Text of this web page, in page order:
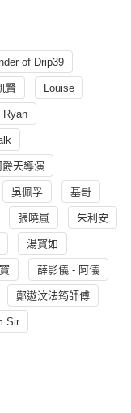
of Drip39
賢 Louise
Ryan
爵天導演
吳佩孚 基哥
張曉嵐 朱利安
湯寳如
薛影儀 - 阿儀
鄭遨汶法筠師傅
Sir